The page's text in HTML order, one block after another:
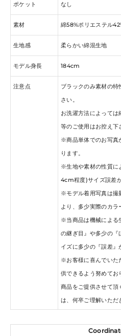
ポケット なし
素材 綿58%ポリエステル
生地感 柔らかい綿混生地
モデル身長 184cm
注意点
ブラックのみ素材の
さい。
お洗濯方法によって
等のご使用はお控え下
※商品単体でのお写真
ります。
※生地や素材の性質に
4cm程度)サイズ誤差
※モデル着用写真は撮
より、多少実際のカラ
※当商品は機械による
の継ぎ目』や多少の『
イズに多少の『誤差』
※お客様に喜んでいた
供できるよう努めてお
商品をご提供させて頂
は、何卒ご理解いただ